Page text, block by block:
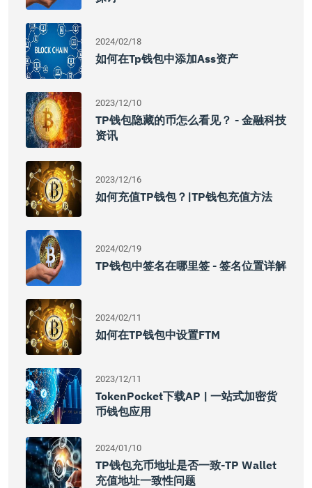
2024/02/18
如何在tp钱包中添加ass资产
2023/12/10
TP钱包隐藏的币怎么看见？ - 金融科技
资讯
2023/12/16
如何充值TP钱包？|TP钱包充值方法
2024/02/19
TP钱包中签名在哪里签 - 签名位置详解
2024/02/11
如何在TP钱包中设置FTM
2023/12/11
TokenPocket下载AP | 一站式加密货
币钱包应用
2024/01/10
TP钱包充币地址是否一致-TP Wallet
充值地址一致性问题